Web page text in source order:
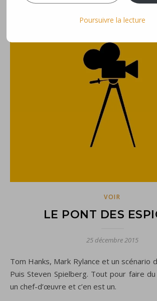
VOIR
LE PONT DES
25 décembre 2015
Tom Hanks, Mark Rylance et un scénario des frères Cohen.
Puis Steven Spielberg. Tout pour faire
un chef-d’œuvre et c’en est un.
Poursuivre la lecture